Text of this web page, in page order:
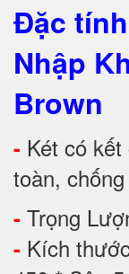
Đặc
Nhập
Brown
- Két có
toàn,
- Trọng
- Kích